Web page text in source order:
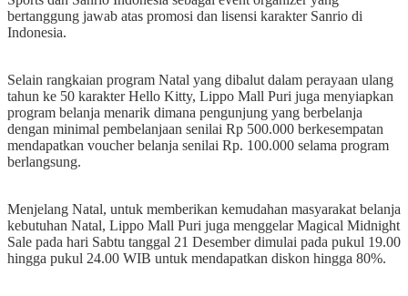
bertanggung jawab atas promosi dan lisensi karakter Sanrio di
Indonesia.
Selain rangkaian program Natal yang dibalut dalam perayaan ulang
tahun ke 50 karakter Hello Kitty, Lippo Mall Puri juga menyiapkan
program belanja menarik dimana pengunjung yang berbelanja
dengan minimal pembelanjaan senilai Rp 500.000 berkesempatan
mendapatkan voucher belanja senilai Rp. 100.000 selama program
berlangsung.
Menjelang Natal, untuk memberikan kemudahan masyarakat belanja
kebutuhan Natal, Lippo Mall Puri juga menggelar Magical Midnight
Sale pada hari Sabtu tanggal 21 Desember dimulai pada pukul 19.00
hingga pukul 24.00 WIB untuk mendapatkan diskon hingga 80%.